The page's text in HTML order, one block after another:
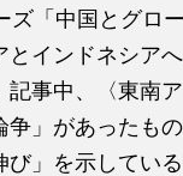
「中国とグロ
とインドネシア
事中、〈東南
」があったも
」を示してい